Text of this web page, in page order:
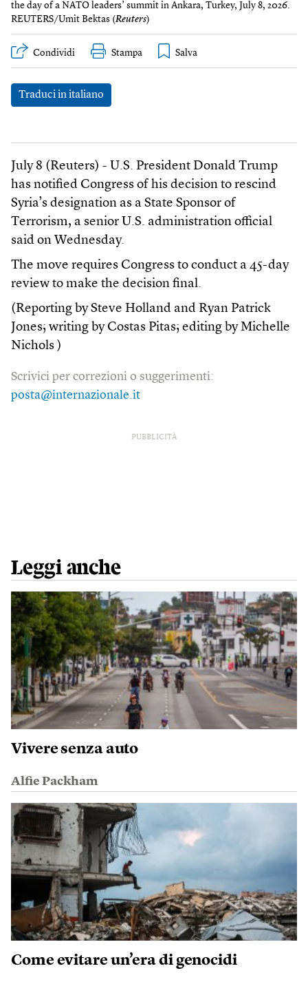
the day of a NATO leaders’ summit in Ankara, Turkey, July 8, 2026.
REUTERS/Umit Bektas (Reuters)
Condividi Stampa
Traduci in italiano
July 8 (Reuters) - U.S. President Donald Trump
has notified Congress of his decision to rescind
Syria’s designation as a State Sponsor of
Terrorism, a senior U.S. administration official
said on Wednesday.
The move requires Congress to conduct a 45-day
review to make the decision final.
(Reporting by Steve Holland and Ryan Patrick
Jones; writing by Costas Pitas; editing by Michelle
Nichols )
Scrivici per correzioni o suggerimenti:
posta@internazionale.it
PUBBLICITÀ
Leggi anche
Vivere senza auto
Alfie Packham
Come evitare un’era di genocidi